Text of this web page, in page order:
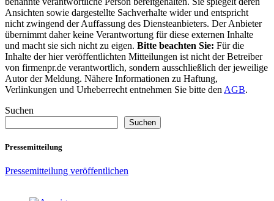
Ansichten sowie dargestellte Sachverhalte wider und entspricht
nicht zwingend der Auffassung des Diensteanbieters. Der Anbieter
übernimmt daher keine Verantwortung für diese externen Inhalte
und macht sie sich nicht zu eigen. Bitte beachten Sie: Für die
Inhalte der hier veröffentlichten Mitteilungen ist nicht der Betreiber
von firmenpr.de verantwortlich, sondern ausschließlich der jeweilige
Autor der Meldung. Nähere Informationen zu Haftung,
Verlinkungen und Urheberrecht entnehmen Sie bitte den AGB.
Suchen
Suchen
Pressemitteilung
Pressemitteilung veröffentlichen